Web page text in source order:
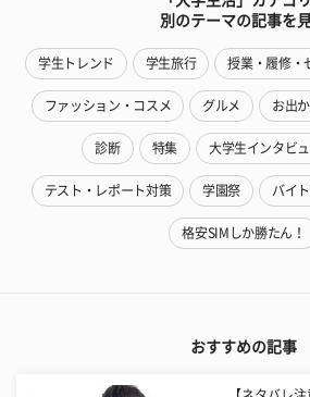
別のテーマの記事を
学生トレンド 学生旅行 授業・履修・
ファッション・コスメ グルメ お出
診断 特集 大学生インタビ
テスト・レポート対策 学園祭 バイ
格安SIMしか勝たん！
おすすめの記事
【ネタバレ